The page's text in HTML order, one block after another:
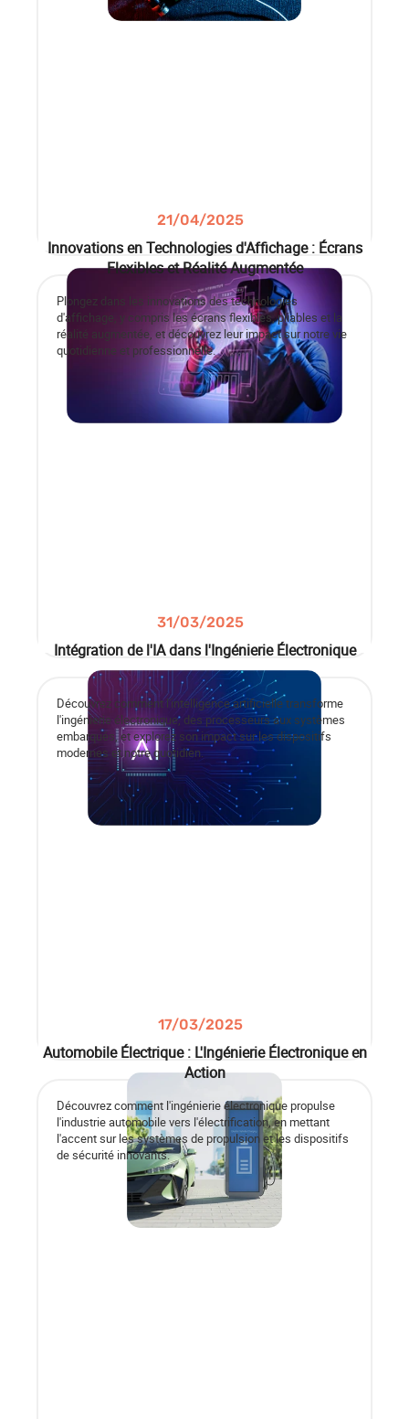
21/04/2025
Innovations en Technologies d'Affichage : Écrans
Flexibles et Réalité Augmentée
Plongez dans les innovations des technologies
d'affichage, y compris les écrans flexibles, pliables et la
réalité augmentée, et découvrez leur impact sur notre vie
quotidienne et professionnelle.
31/03/2025
Intégration de l'IA dans l'Ingénierie Électronique
Découvrez comment l'intelligence artificielle transforme
l'ingénierie électronique, des processeurs aux systèmes
embarqués, et explorez son impact sur les dispositifs
modernes et notre quotidien.
17/03/2025
Automobile Électrique : L'Ingénierie Électronique en
Action
Découvrez comment l'ingénierie électronique propulse
l'industrie automobile vers l'électrification, en mettant
l'accent sur les systèmes de propulsion et les dispositifs
de sécurité innovants.